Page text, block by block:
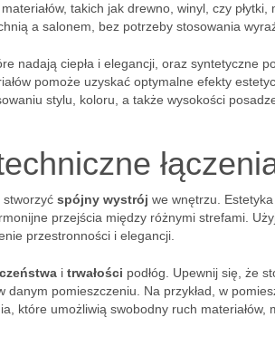
takich jak drewno, winyl, czy płytki,
a salonem, bez potrzeby stosowania
nadają ciepła i elegancji, oraz syntetyczne
pomoże uzyskać optymalne efekty
stylu, koloru, a także wysokości
stworzyć spójny wystrój we wnętrzu. Estetyka
przejścia między różnymi strefami.
przestronności i elegancji.
i trwałości podłóg. Upewnij się, że
pomieszczeniu. Na przykład, w
które umożliwią swobodny ruch materiałów,